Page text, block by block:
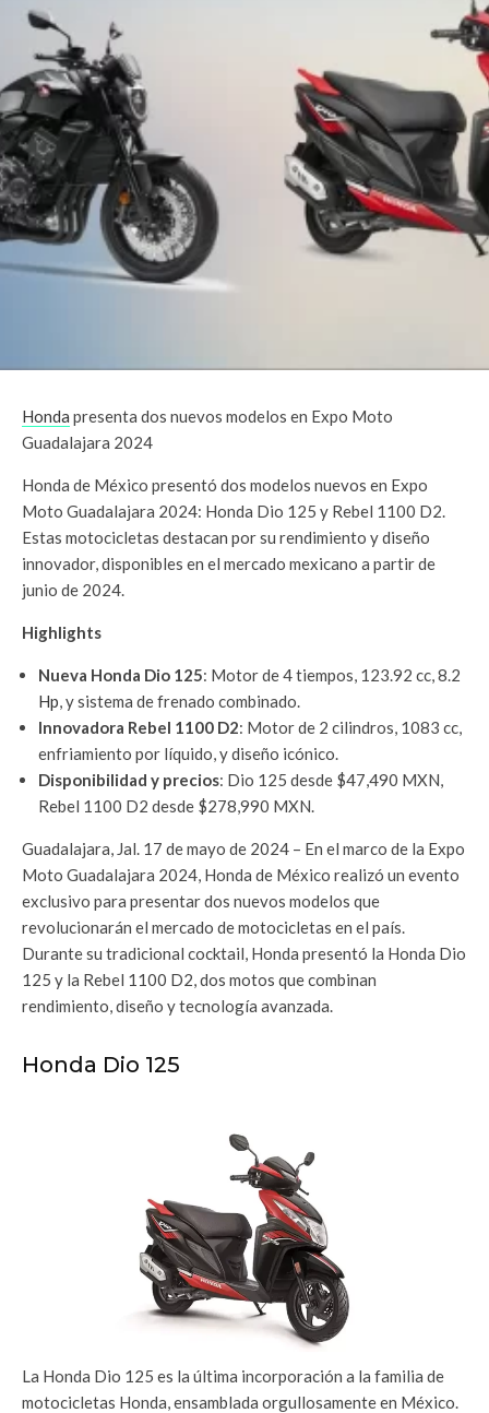
Honda presenta dos nuevos modelos en Expo Moto
Guadalajara 2024
Honda de México presentó dos modelos nuevos en Expo
Moto Guadalajara 2024: Honda Dio 125 y Rebel 1100 D2.
Estas motocicletas destacan por su rendimiento y diseño
innovador, disponibles en el mercado mexicano a partir de
junio de 2024.
Highlights
Nueva Honda Dio 125: Motor de 4 tiempos, 123.92 cc, 8.2
Hp, y sistema de frenado combinado.
Innovadora Rebel 1100 D2: Motor de 2 cilindros, 1083 cc,
enfriamiento por líquido, y diseño icónico.
Disponibilidad y precios: Dio 125 desde $47,490 MXN,
Rebel 1100 D2 desde $278,990 MXN.
Guadalajara, Jal. 17 de mayo de 2024 – En el marco de la Expo
Moto Guadalajara 2024, Honda de México realizó un evento
exclusivo para presentar dos nuevos modelos que
revolucionarán el mercado de motocicletas en el país.
Durante su tradicional cocktail, Honda presentó la Honda Dio
125 y la Rebel 1100 D2, dos motos que combinan
rendimiento, diseño y tecnología avanzada.
Honda Dio 125
La Honda Dio 125 es la última incorporación a la familia de
motocicletas Honda, ensamblada orgullosamente en México.